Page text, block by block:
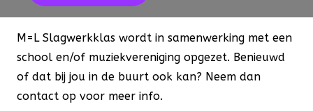
M=L Slagwerkklas wordt in samenwerking met een
school en/of muziekvereniging opgezet. Benieuwd
of dat bij jou in de buurt ook kan? Neem dan
contact op voor meer info.